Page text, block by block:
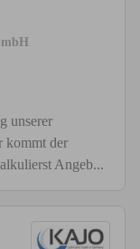
unserer
kommt der
Angeb...